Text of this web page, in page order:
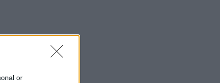
or
Βάσως στο Τρίκερι
21:31